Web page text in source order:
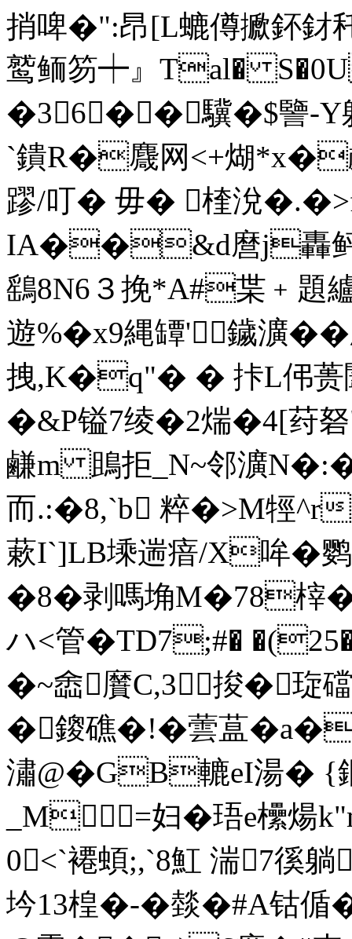
捎啤�":昂[L螰僔擨鈈釮秅
鹫鲕笏┿』Tal�
�36� �驥�$譼-Y
`鐀R�麙网<+煳*x�
蹘/叮� 毋� 楏涗�.�>f
IA��&d麿j轟
鷂8N6３挽*A#枼﹢ 題
遊%�x9縄罈'鐬瀇
拽,K�q"� � 拤L伄
�&P镒7绫�2煓�4[荮
鹻m 鴡拒_N~邻瀇
而.:�8,`b 粹�>M牼^r
蔌I`]LB塖遄瘖/X哞�
�8�剥嗎埆M�78榟
ハ<管�TD7;#�
�~嵞黂C,3捘�琁
� 鎫礁�!�蕓蒀�
潚@�GB轆eI湯� {
_M=妇�珸e欙煬
0<`褼蝢;,`8魟 湍7徯
坅13楻�-�燅�# A